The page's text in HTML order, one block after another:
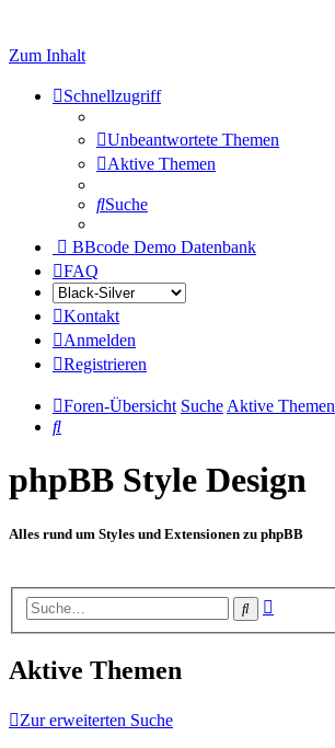
Zum Inhalt
Schnellzugriff
Unbeantwortete Themen
Aktive Themen
Suche
BBcode Demo Datenbank
FAQ
Kontakt
Anmelden
Registrieren
Foren-Übersicht Suche Aktive Themen
Suche
phpBB Style Design
Alles rund um Styles und Extensionen zu phpBB
Suche
Aktive Themen
Zur erweiterten Suche